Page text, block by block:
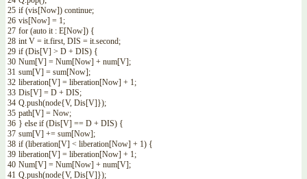
25
26
27
28
29
30
31
32
33
34
35
36
37
38
39
40
41
if (vis[Now]) continue;
vis[Now] = 1;
for (auto it : E[Now]) {
int V = it.first, DIS = it.second;
if (Dis[V] > D + DIS) {
Num[V] = Num[Now] + num[V];
sum[V] = sum[Now];
liberation[V] = liberation[Now] + 1;
Dis[V] = D + DIS;
Q.push(node{V, Dis[V]});
path[V] = Now;
} else if (Dis[V] == D + DIS) {
sum[V] += sum[Now];
if (liberation[V] < liberation[Now] + 1) {
liberation[V] = liberation[Now] + 1;
Num[V] = Num[Now] + num[V];
Q.push(node{V, Dis[V]});